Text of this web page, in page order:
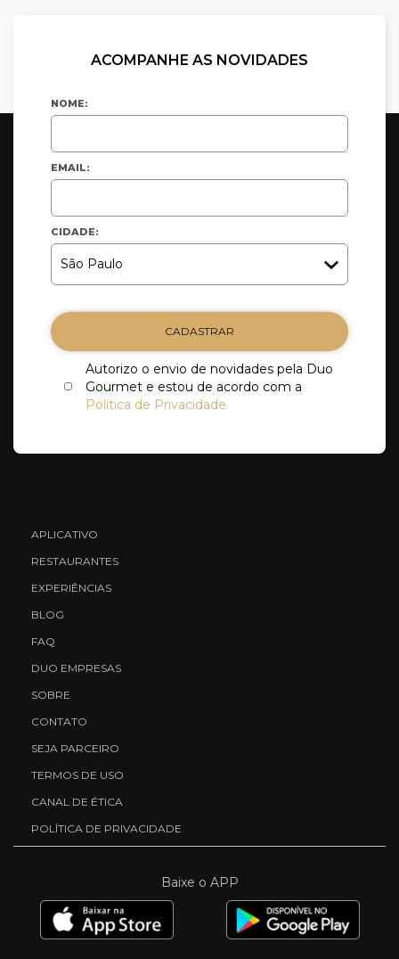
ACOMPANHE AS NOVIDADES
NOME:
EMAIL:
CIDADE:
CADASTRAR
Autorizo o envio de novidades pela Duo
Gourmet e estou de acordo com a
Política de Privacidade
APLICATIVO
RESTAURANTES
EXPERIÊNCIAS
BLOG
FAQ
DUO EMPRESAS
SOBRE
CONTATO
SEJA PARCEIRO
TERMOS DE USO
CANAL DE ÉTICA
POLÍTICA DE PRIVACIDADE
Baixe o APP